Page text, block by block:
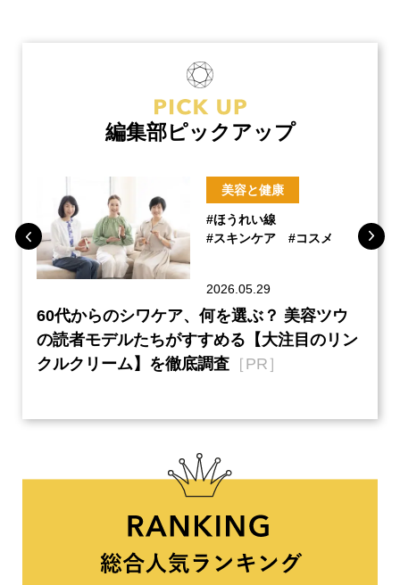
編集部ピックアップ
美容と健康
#ほうれい線
#スキンケア
#コスメ
2026.05.29
60代からのシワケア、何を選ぶ？ 美容ツウ
の読者モデルたちがすすめる【大注目のリン
クルクリーム】を徹底調査 ［PR］